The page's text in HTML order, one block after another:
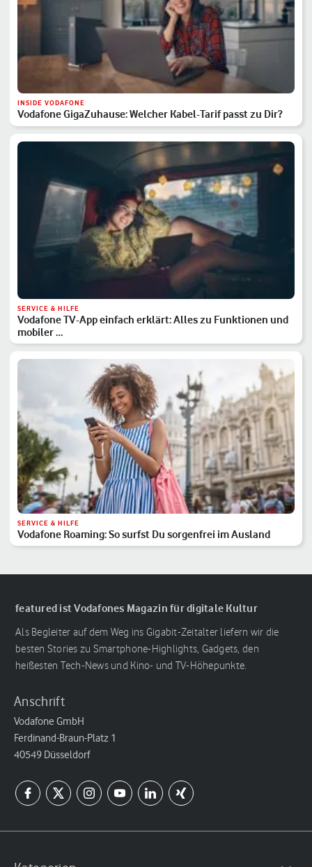
INSIDE VODAFONE
Vodafone GigaZuhause: Welcher Kabel-Tarif passt zu Dir?
SERVICE & HILFE
Vodafone TV-App einfach erklärt: Alles zu Funktionen und
mobiler …
SERVICE & HILFE
Vodafone Roaming: So surfst Du sorgenfrei im Ausland
featured ist Vodafones Magazin für digitale Kultur
Als Begleiter auf dem Weg ins Gigabit-Zeitalter liefern wir die
besten Stories zu Smartphone-Highlights, Gadgets, den
heißesten Tech-News und Kino- und TV-Höhepunkte.
Anschrift
Vodafone GmbH
Ferdinand-Braun-Platz 1
40549 Düsseldorf